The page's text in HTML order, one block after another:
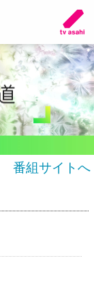
番組サイトへ